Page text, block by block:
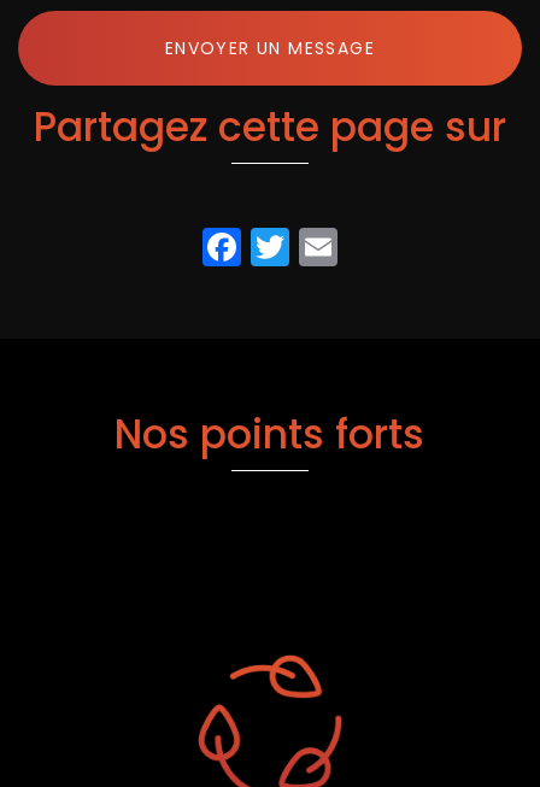
ENVOYER UN MESSAGE
Partagez cette page sur
Facebook
Twitter
Nos points forts